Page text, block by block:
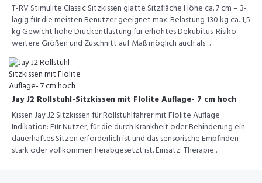
T-RV Stimulite Classic Sitzkissen glatte Sitzfläche Höhe ca. 7 cm – 3-
lagig für die meisten Benutzer geeignet max. Belastung 130 kg ca. 1,5
kg Gewicht hohe Druckentlastung für erhöhtes Dekubitus-Risiko
weitere Größen und Zuschnitt auf Maß möglich auch als ...
Jay J2 Rollstuhl-Sitzkissen mit Flolite Auflage- 7 cm hoch
Kissen Jay J2 Sitzkissen für Rollstuhlfahrer mit Flolite Auflage
Indikation: Für Nutzer, für die durch Krankheit oder Behinderung ein
dauerhaftes Sitzen erforderlich ist und das sensorische Empfinden
stark oder vollkommen herabgesetzt ist. Einsatz: Therapie ...